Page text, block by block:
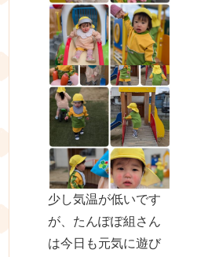
少し気温が低いです
が、たんぽぽ組さん
は今日も元気に遊び